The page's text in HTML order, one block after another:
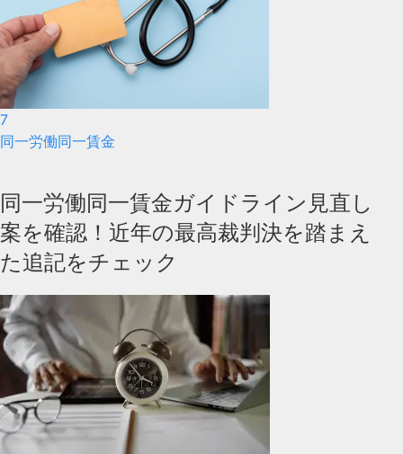
7
同一労働同一賃金
同一労働同一賃金ガイドライン見直し
案を確認！近年の最高裁判決を踏まえ
た追記をチェック